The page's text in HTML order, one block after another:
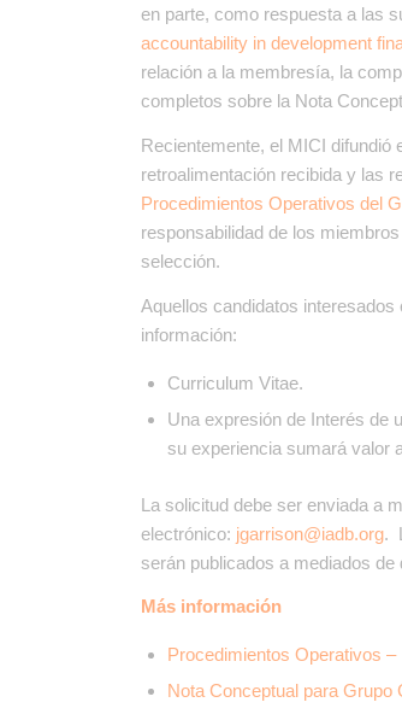
en parte, como respuesta a las
accountability in development
relación a la membresía, la
completos sobre la Nota
Recientemente, el MICI difundió
retroalimentación recibida y las
Procedimientos Operativos del
responsabilidad de los
selección.
Aquellos candidatos
información:
Curriculum Vitae.
Una expresión de Interés de
su experiencia sumará valor
La solicitud debe ser enviada a
electrónico: jgarrison@iadb.org.
serán publicados a mediados de
Más información
Procedimientos Operativos
Nota Conceptual para